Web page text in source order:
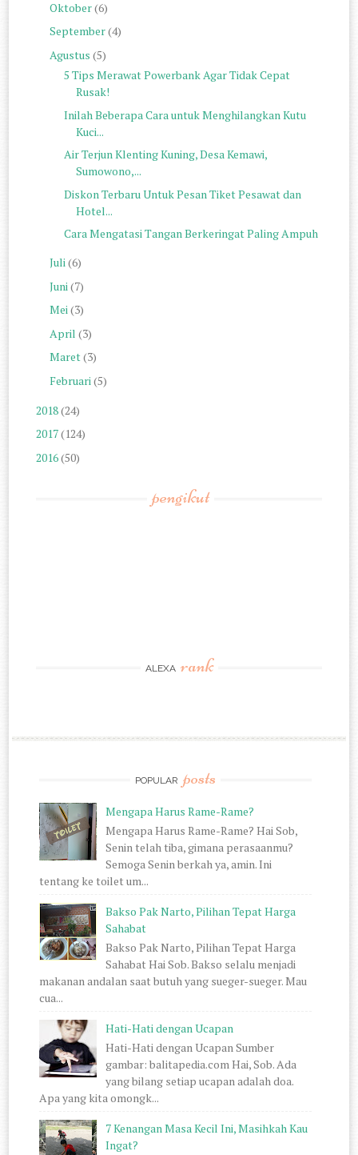
Oktober(6)
September(4)
Agustus (5)
5 Tips Merawat Powerbank Agar Tidak Cepat
Rusak!
Inilah Beberapa Cara untuk Menghilangkan Kutu
Kuci...
Air Terjun Klenting Kuning, Desa Kemawi,
Sumowono,...
Diskon Terbaru Untuk Pesan Tiket Pesawat dan
Hotel...
Cara Mengatasi Tangan Berkeringat Paling Ampuh
Juli(6)
Juni(7)
Mei(3)
April (3)
Maret(3)
Februari(5)
2018(24)
2017(124)
2016(50)
pengikut
ALEXA rank
POPULAR posts
Mengapa Harus Rame-Rame?
Mengapa Harus Rame-Rame? Hai Sob,
Senin telah tiba, gimana perasaanmu?
Semoga Senin berkah ya, amin. Ini
tentang ke toilet um...
Bakso Pak Narto, Pilihan Tepat Harga
Sahabat
Bakso Pak Narto, Pilihan Tepat Harga
Sahabat Hai Sob. Bakso selalu menjadi
makanan andalan saat butuh yang sueger-sueger. Mau
cua...
Hati-Hati dengan Ucapan
Hati-Hati dengan Ucapan Sumber
gambar: balitapedia.com Hai, Sob. Ada
yang bilang setiap ucapan adalah doa.
Apa yang kita omongk...
7 Kenangan Masa Kecil Ini, Masihkah Kau
Ingat?